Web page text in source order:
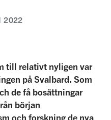
2022
till relativt nyligen var
på Svalbard. Som
de få bosättningar
början
och forskning de nya